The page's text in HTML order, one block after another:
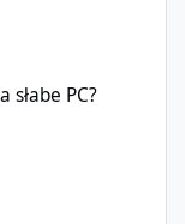
słabe PC?